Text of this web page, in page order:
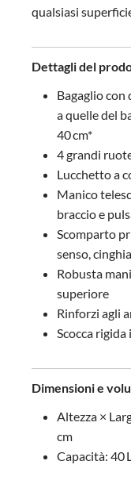
qualsiasi
Dettagli del
Bagaglio
a quelle del
40 cm*
4 grandi
Lucchetto a
Manico
braccio e
Scomparto
senso,
Robusta
superiore
Rinforzi agli
Scocca
Dimensioni e
Altezza ×
cm
Capacità: 40